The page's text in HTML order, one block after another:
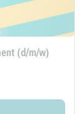
(d/m/w)